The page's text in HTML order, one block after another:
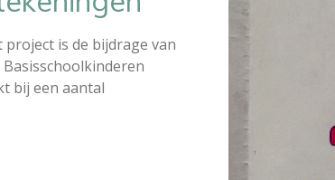
project is de bijdrage van
bij een aantal